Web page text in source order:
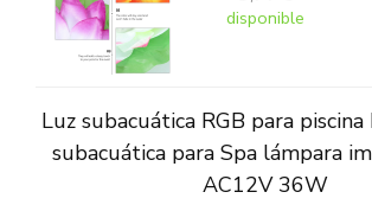
disponible
Luz subacuática RGB para
subacuática para Spa lámpara
AC12V 36W